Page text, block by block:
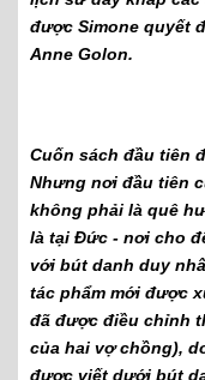
được Simone quyết
Anne Golon.
Cuốn sách đầu tiên
Nhưng nơi đầu tiên
không phải là quê
là tại Đức - nơi cho
với bút danh duy
tác phẩm mới được
đã được điều chỉnh
của hai vợ chồng),
được viết dưới bút